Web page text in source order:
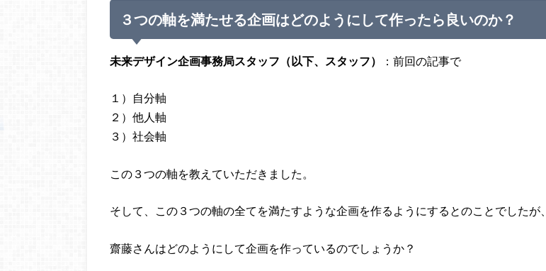
３つの軸を満たせる企画はどのようにして作ったら良いのか？
未来デザイン企画事務局スタッフ（以下、スタッフ） ：前回の記事で
１）自分軸
２）他人軸
３）社会軸
この３つの軸を教えていただきました。
そして、この３つの軸の全てを満たすような企画を作るようにするとのことでしたが、
齋藤さんはどのようにして企画を作っているのでしょうか？